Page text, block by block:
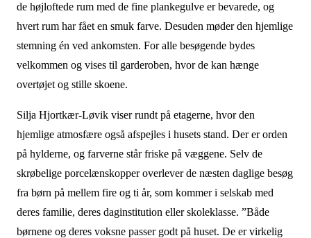
de højloftede rum med de fine plankegulve er bevarede, og
hvert rum har fået en smuk farve. Desuden møder den hjemlige
stemning én ved ankomsten. For alle besøgende bydes
velkommen og vises til garderoben, hvor de kan hænge
overtøjet og stille skoene.
Silja Hjortkær-Løvik viser rundt på etagerne, hvor den
hjemlige atmosfære også afspejles i husets stand. Der er orden
på hylderne, og farverne står friske på væggene. Selv de
skrøbelige porcelænskopper overlever de næsten daglige besøg
fra børn på mellem fire og ti år, som kommer i selskab med
deres familie, deres daginstitution eller skoleklasse. ”Både
børnene og deres voksne passer godt på huset. De er virkelig